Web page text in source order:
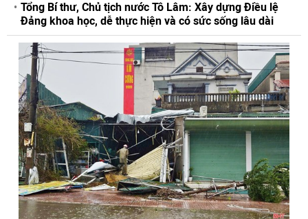
Tổng Bí thư, Chủ tịch nước Tô Lâm: Xây dựng Điều lệ
Đảng khoa học, dễ thực hiện và có sức sống lâu dài